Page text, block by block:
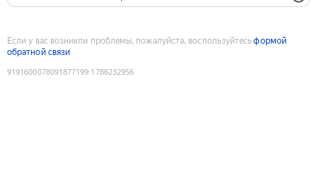
Если у вас возникли проблемы, пожалуйста, воспользуйтесьформой
обратной связи
9191600078091877199:1786232956